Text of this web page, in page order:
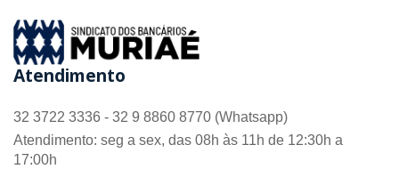
Atendimento
32 3722 3336 - 32 9 8860 8770 (Whatsapp)
Atendimento: seg a sex, das 08h às 11h de 12:30h a
17:00h